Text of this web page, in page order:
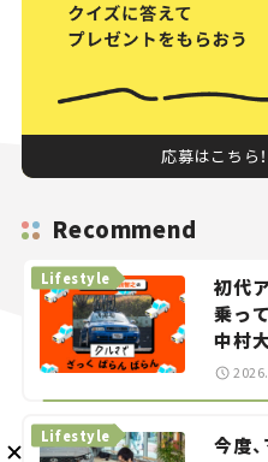
応募はこちら
Recommend
初代
乗っ
中村
智之
らん
Lifestyle
今度
Lifestyle
メル
FAQ
follow us